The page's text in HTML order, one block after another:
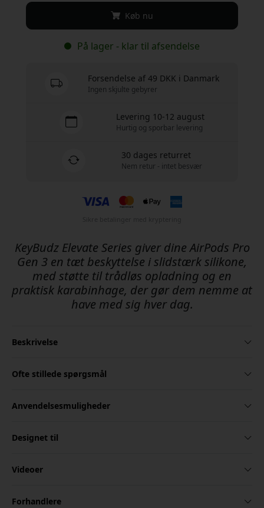
Køb nu
På lager - klar til afsendelse
Forsendelse af 49 DKK i Danmark
Ingen skjulte gebyrer
Levering 10-12 august
Hurtig og sporbar levering
30 dages returret
Nem retur - intet besvær
KeyBudz Elevate Series giver dine AirPods Pro
Gen 3 en tæt beskyttelse i slidstærk silikone,
med støtte til trådløs opladning og en
praktisk karabinhage, der gør dem nemme at
have med sig hver dag.
Beskrivelse
Ofte stillede spørgsmål
Anvendelsesmuligheder
Designet til
Videoer
Forhandlere